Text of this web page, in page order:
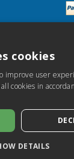
cookies
improve user
cookies in
DETAILS